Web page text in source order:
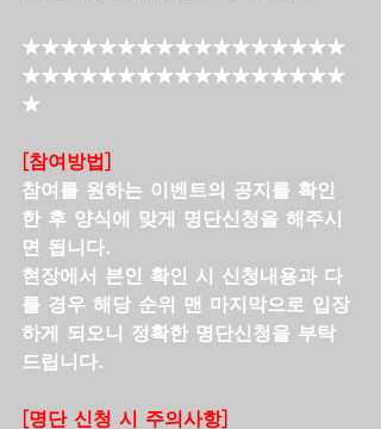
★★★★★★★★★★★★★★★★★
★★★★★★★★★★★★★★★★★
★
[참여방법]
참여를 원하는 이벤트의 공지를 확인
한 후 양식에 맞게 명단신청을 해주시
면 됩니다.
현장에서 본인 확인 시 신청내용과 다
를 경우 해당 순위 맨 마지막으로 입장
하게 되오니 정확한 명단신청을 부탁
드립니다.
[명단 신청 시 주의사항]